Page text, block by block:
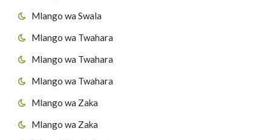
Mlango wa Swala
Mlango wa Twahara
Mlango wa Twahara
Mlango wa Twahara
Mlango wa Zaka
Mlango wa Zaka